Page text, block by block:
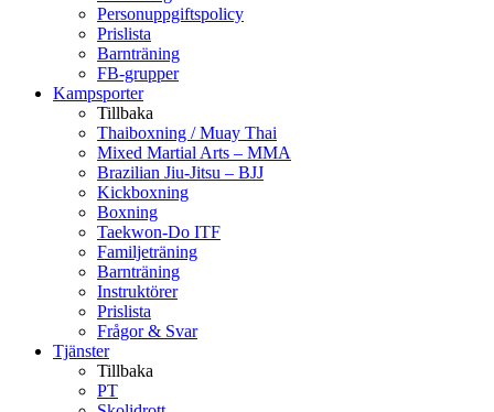
Personuppgiftspolicy
Prislista
Barnträning
FB-grupper
Kampsporter
Tillbaka
Thaiboxning / Muay Thai
Mixed Martial Arts – MMA
Brazilian Jiu-Jitsu – BJJ
Kickboxning
Boxning
Taekwon-Do ITF
Familjeträning
Barnträning
Instruktörer
Prislista
Frågor & Svar
Tjänster
Tillbaka
PT